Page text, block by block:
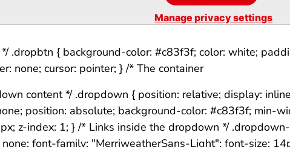
Manage privacy settings
.dropbtn { background-color: #c83f3f; color: white;
none; cursor: pointer; } /* The container
content */ .dropdown { position: relative; display:
position: absolute; background-color: #c83f3f; min-
z-index: 1; } /* Links inside the dropdown */
font-family: "MerriweatherSans-Light"; font-size: